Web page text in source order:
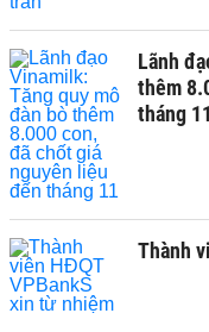
Lãnh
thêm
tháng 11
Thành